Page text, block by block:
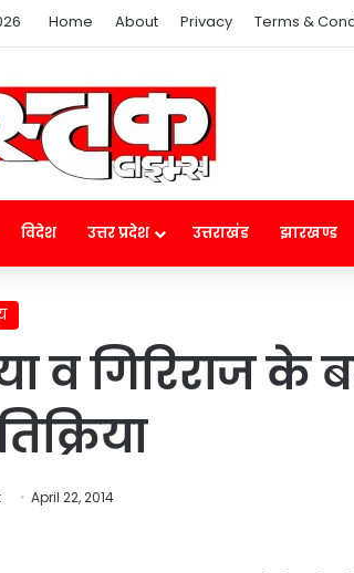
Home About Privacy Terms &
विदेश उत्तर प्रदेश उत्तराखंड झारखण्ड
व गिरिराज के
April 22, 2014